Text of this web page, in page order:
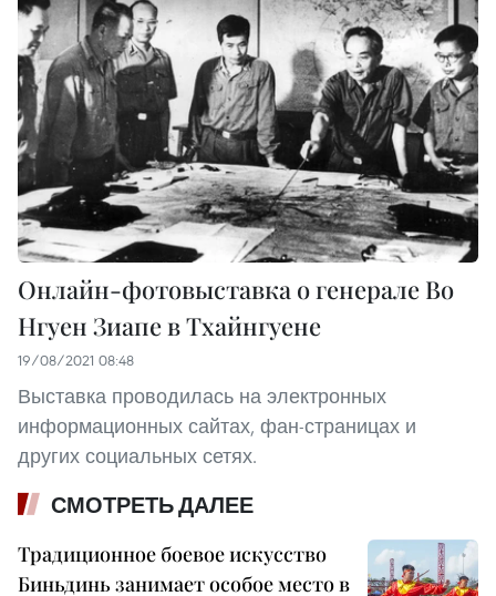
Онлайн-фотовыставка о генерале Во
Нгуен Зиапе в Тхайнгуене
19/08/2021 08:48
Выставка проводилась на электронных
информационных сайтах, фан-страницах и
других социальных сетях.
СМОТРЕТЬ ДАЛЕЕ
Традиционное боевое искусство
Биньдинь занимает особое место в